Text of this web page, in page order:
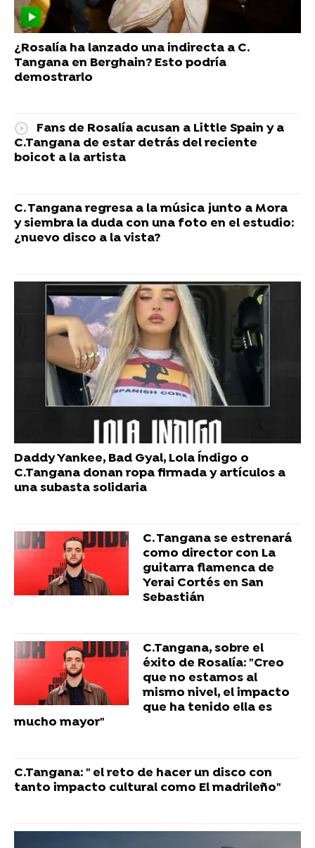
¿Rosalía ha lanzado una indirecta a C.
Tangana en Berghain? Esto podría
demostrarlo
Fans de Rosalía acusan a Little Spain y a
C.Tangana de estar detrás del reciente
boicot a la artista
C. Tangana regresa a la música junto a Mora
y siembra la duda con una foto en el estudio:
¿nuevo disco a la vista?
Daddy Yankee, Bad Gyal, Lola Índigo o
C.Tangana donan ropa firmada y artículos a
una subasta solidaria
C. Tangana se estrenará
como director con La
guitarra flamenca de
Yerai Cortés en San
Sebastián
C.Tangana, sobre el
éxito de Rosalía: "Creo
que no estamos al
mismo nivel, el impacto
que ha tenido ella es
mucho mayor"
C.Tangana: " el reto de hacer un disco con
tanto impacto cultural como El madrileño"